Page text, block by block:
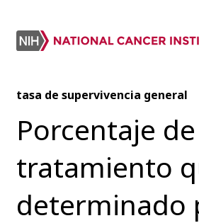
tasa de supervivencia general
Porcentaje
tratamiento
determinado